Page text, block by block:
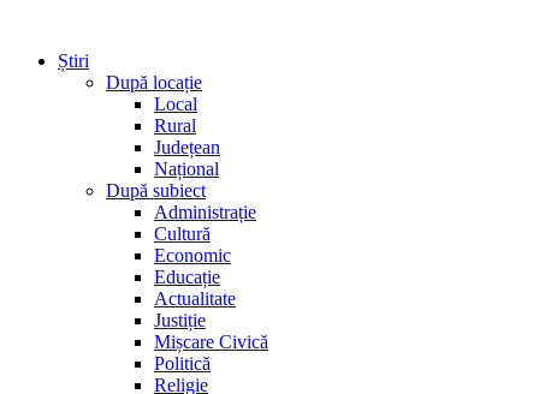
Știri
După locație
Local
Rural
Județean
Național
După subiect
Administrație
Cultură
Economic
Educație
Actualitate
Justiție
Mișcare Civică
Politică
Religie